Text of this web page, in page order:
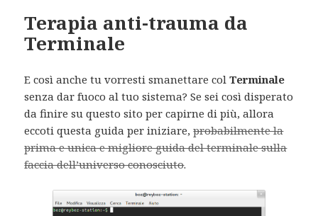
Terapia anti-trauma da
Terminale
E così anche tu vorresti smanettare colTerminale
senza dar fuoco al tuo sistema? Se sei così disperato
da finire su questo sito per capirne di più, allora
eccoti questa guida per iniziare,probabilmente la
prima e unica e migliore guida del terminale sulla
faccia dell’universo conosciuto.